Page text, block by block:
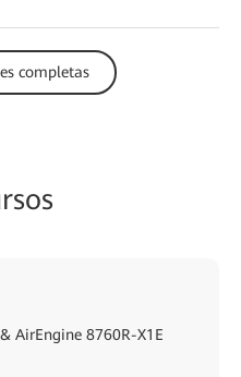
completas
AirEngine 8760R-X1E